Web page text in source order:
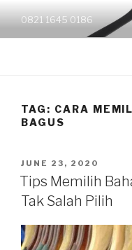
content
0821 1645 0186
TAG: CARA
BAGUS
POSTED
ON
JUNE 23, 2020
Tips Memilih
Tak Salah Pilih